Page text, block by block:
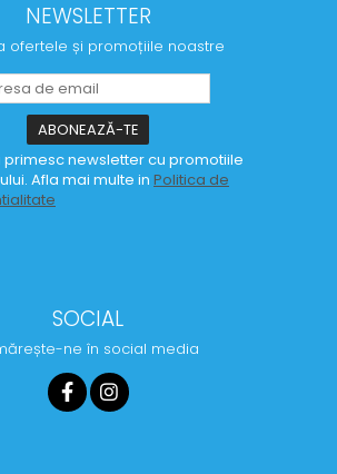
NEWSLETTER
ofertele și promoțiile noastre
primesc newsletter cu promotiile
Afla mai multe in Politica de
SOCIAL
ne în social media